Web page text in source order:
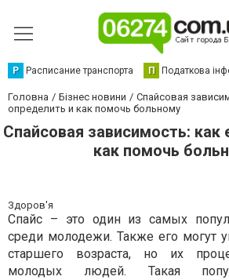
Р Расписание транспорта П Податкова
Головна Бізнес новини
Спайсовая
определить и как помочь больному
Спайсовая зависимость: как
как помочь
Здоров'я
Спайс – это один из самых
среди молодежи. Также его могут
старшего возраста, но их
молодых людей. Такая